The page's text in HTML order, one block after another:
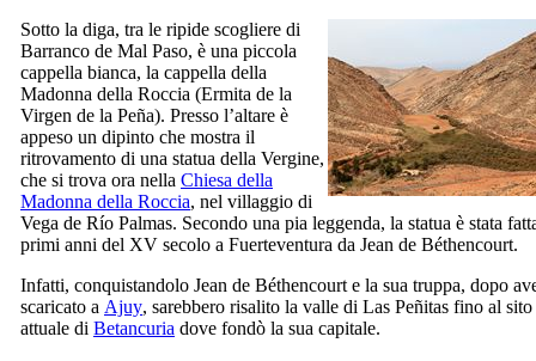
Sotto la diga, tra le ripide scogliere di
Barranco de Mal Paso, è una piccola
cappella bianca, la cappella della
Madonna della Roccia (Ermita de la
Virgen de la Peña). Presso l’altare è
appeso un dipinto che mostra il
ritrovamento di una statua della Vergine,
che si trova ora nella Chiesa della
Madonna della Roccia, nel villaggio di
Vega de Río Palmas. Secondo una pia leggenda, la statua è stata
primi anni del XV secolo a Fuerteventura da Jean de Béthencourt.
Infatti, conquistandolo Jean de Béthencourt e la sua truppa, dopo
scaricato a Ajuy, sarebbero risalito la valle di Las Peñitas fino al sito
attuale di Betancuria dove fondò la sua capitale.